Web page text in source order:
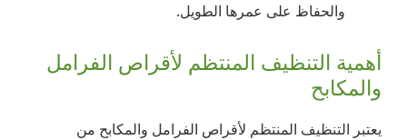
والحفاظ على عمرها الطويل.
أهمية التنظيف المنتظم لأقراص الفرامل
والمكابح
يعتبر التنظيف المنتظم لأقراص الفرامل والمكابح من